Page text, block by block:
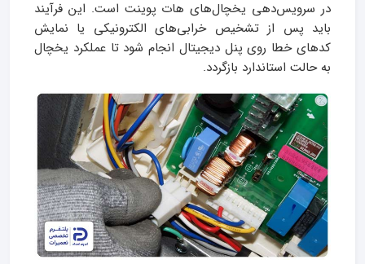
در سرویس‌دهی یخچال‌های هات پوینت است. این فرآیند
باید پس از تشخیص خرابی‌های الکترونیکی یا نمایش
کدهای خطا روی پنل دیجیتال انجام شود تا عملکرد یخچال
به حالت استاندارد بازگردد.